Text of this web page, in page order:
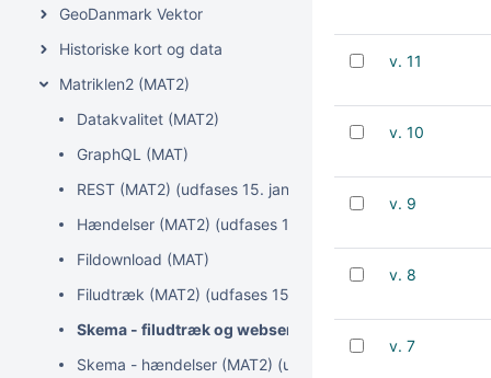
GeoDanmark Vektor
Historiske kort og data
Matriklen2 (MAT2)
Datakvalitet (MAT2)
GraphQL (MAT)
REST (MAT2) (udfases 15. januar 2027)
Hændelser (MAT2) (udfases 15. januar 2027)
Fildownload (MAT)
Filudtræk (MAT2) (udfases 15. januar 2027)
Skema - filudtræk og webservices (MAT2) (udfases
Skema - hændelser (MAT2) (udfases 15. januar 2027)
v. 11
v. 10
v. 9
v. 8
v. 7